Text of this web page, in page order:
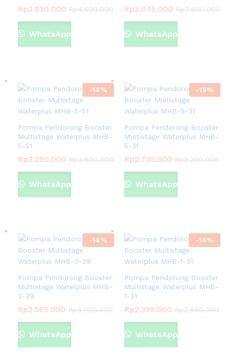
Rp3.930.000 Rp4.600.000
WhatsApp
Rp3.075.000 Rp3.600.000
WhatsApp
-14%
Pompa Pendorong Booster
Multistage Waterplus MHB-
5-51
Rp3.250.000 Rp3.800.000
WhatsApp
-15%
Pompa Pendorong Booster
Multistage Waterplus MHB-
5-31
Rp2.735.000 Rp3.200.000
WhatsApp
-14%
Pompa Pendorong Booster
Multistage Waterplus MHB-
3-39
Rp2.565.000 Rp3.000.000
WhatsApp
-14%
Pompa Pendorong Booster
Multistage Waterplus MHB-
1-31
Rp2.395.000 Rp2.800.000
WhatsApp